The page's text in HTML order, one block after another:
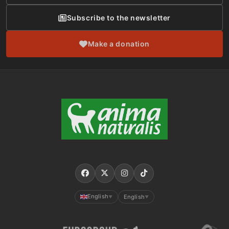
Subscribe to the newsletter
Make a donation
English ▼ English ▼